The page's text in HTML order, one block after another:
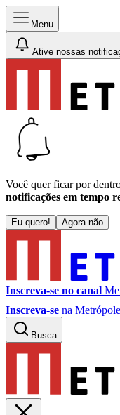
Menu
Ative nossas
Você quer ficar por
notificações em tempo
Eu quero! Agora não
Inscreva-se no canal
Inscreva-se na
Busca